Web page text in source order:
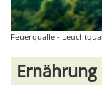
Feuerqualle -
Ernährung